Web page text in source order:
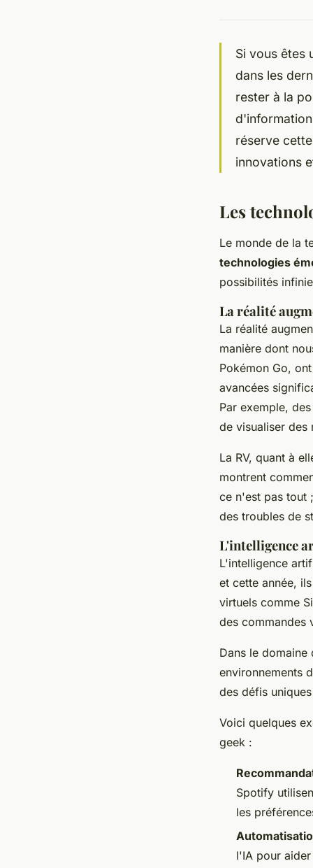
Si vous êtes
dans les
rester à la
réserve
innovations
Les
Le monde de la
technologies
possibilités
La réalité
La réalité
manière dont
Pokémon Go,
avancées
Par exemple,
de visualiser des
La RV, quant à
montrent
ce n'est pas tout
des troubles de
L'intelligence
L'intelligence
et cette année,
virtuels comme
des commandes
Dans le
environnements
des défis
Voici quelques
geek :
Spotify
les
l'IA pour